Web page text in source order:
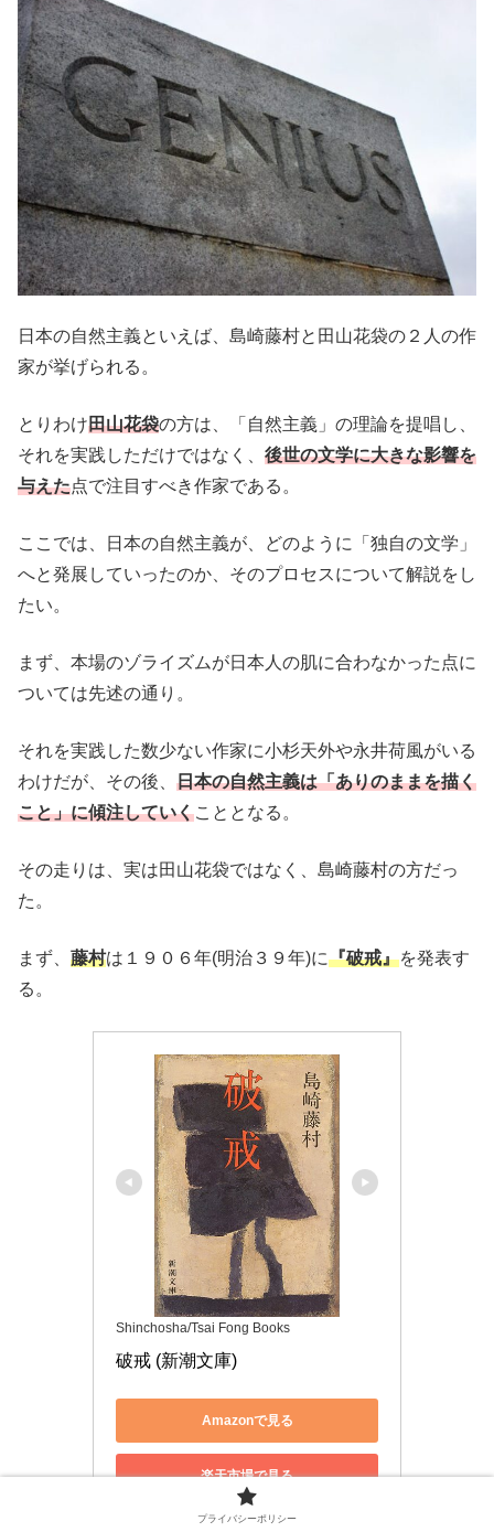
日本の自然主義といえば、島崎藤村と田山花袋の２人の作
家が挙げられる。
とりわけ田山花袋の方は、「自然主義」の理論を提唱し、
それを実践しただけではなく、 後世の文学に大きな影響を
与えた点で注目すべき作家である。
ここでは、日本の自然主義が、どのように「独自の文学」
へと発展していったのか、そのプロセスについて解説をし
たい。
まず、本場のゾライズムが日本人の肌に合わなかった点に
ついては先述の通り。
それを実践した数少ない作家に小杉天外や永井荷風がいる
わけだが、その後、 日本の自然主義は「ありのままを描く
こと」に傾注していくこととなる。
その走りは、実は田山花袋ではなく、島崎藤村の方だっ
た。
まず、 藤村は１９０６年(明治３９年)に『破戒』を発表す
る。
Shinchosha/Tsai Fong Books
破戒 (新潮文庫)
Amazonで見る
楽天市場で見る
プライバシーポリシー